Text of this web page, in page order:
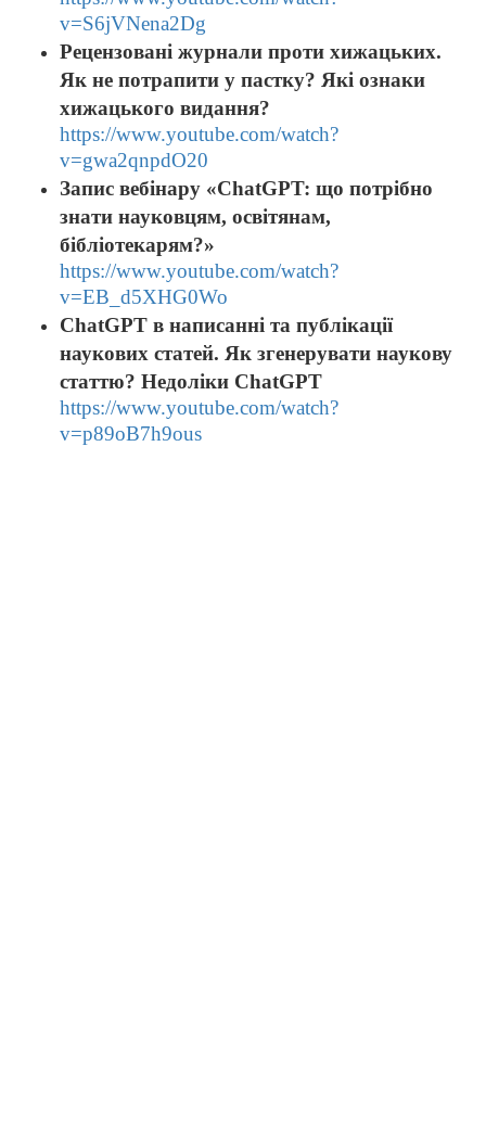
v=S6jVNena2Dg
Рецензовані журнали проти хижацьких.
Як не потрапити у пастку? Які ознаки
хижацького видання?
https://www.youtube.com/watch?
v=gwa2qnpdO20
Запис вебінару «ChatGPT: що потрібно
знати науковцям, освітянам,
бібліотекарям?»
https://www.youtube.com/watch?
v=EB_d5XHG0Wo
ChatGPT в написанні та публікації
наукових статей. Як згенерувати наукову
статтю? Недоліки ChatGPT
https://www.youtube.com/watch?
v=p89oB7h9ous